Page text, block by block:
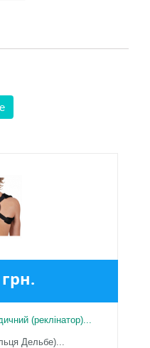
(реклінатор)...
Дельбе)...